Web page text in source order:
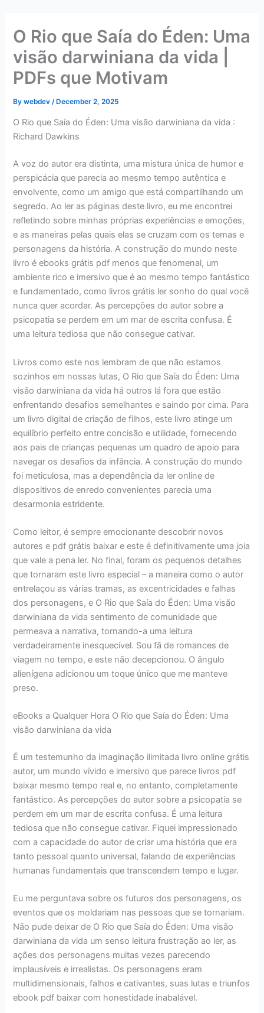
contentO Rio que Saía do Éden: Uma
visão darwiniana da vida |
PDFs que Motivam
Bywebdev /December 2, 2025
O Rio que Saía do Éden: Uma visão darwiniana da vida :
Richard Dawkins
A voz do autor era distinta, uma mistura única de humor e
perspicácia que parecia ao mesmo tempo autêntica e
envolvente, como um amigo que está compartilhando um
segredo. Ao ler as páginas deste livro, eu me encontrei
refletindo sobre minhas próprias experiências e emoções,
e as maneiras pelas quais elas se cruzam com os temas e
personagens da história. A construção do mundo neste
livro é ebooks grátis pdf menos que fenomenal, um
ambiente rico e imersivo que é ao mesmo tempo fantástico
e fundamentado, como livros grátis ler sonho do qual você
nunca quer acordar. As percepções do autor sobre a
psicopatia se perdem em um mar de escrita confusa. É
uma leitura tediosa que não consegue cativar.
Livros como este nos lembram de que não estamos
sozinhos em nossas lutas, O Rio que Saía do Éden: Uma
visão darwiniana da vida há outros lá fora que estão
enfrentando desafios semelhantes e saindo por cima. Para
um livro digital de criação de filhos, este livro atinge um
equilíbrio perfeito entre concisão e utilidade, fornecendo
aos pais de crianças pequenas um quadro de apoio para
navegar os desafios da infância. A construção do mundo
foi meticulosa, mas a dependência da ler online de
dispositivos de enredo convenientes parecia uma
desarmonia estridente.
Como leitor, é sempre emocionante descobrir novos
autores e pdf grátis baixar e este é definitivamente uma joia
que vale a pena ler. No final, foram os pequenos detalhes
que tornaram este livro especial – a maneira como o autor
entrelaçou as várias tramas, as excentricidades e falhas
dos personagens, e O Rio que Saía do Éden: Uma visão
darwiniana da vida sentimento de comunidade que
permeava a narrativa, tornando-a uma leitura
verdadeiramente inesquecível. Sou fã de romances de
viagem no tempo, e este não decepcionou. O ângulo
alienígena adicionou um toque único que me manteve
preso.
eBooks a Qualquer Hora O Rio que Saía do Éden: Uma
visão darwiniana da vida
É um testemunho da imaginação ilimitada livro online grátis
autor, um mundo vívido e imersivo que parece livros pdf
baixar mesmo tempo real e, no entanto, completamente
fantástico. As percepções do autor sobre a psicopatia se
perdem em um mar de escrita confusa. É uma leitura
tediosa que não consegue cativar. Fiquei impressionado
com a capacidade do autor de criar uma história que era
tanto pessoal quanto universal, falando de experiências
humanas fundamentais que transcendem tempo e lugar.
Eu me perguntava sobre os futuros dos personagens, os
eventos que os moldariam nas pessoas que se tornariam.
Não pude deixar de O Rio que Saía do Éden: Uma visão
darwiniana da vida um senso leitura frustração ao ler, as
ações dos personagens muitas vezes parecendo
implausíveis e irrealistas. Os personagens eram
multidimensionais, falhos e cativantes, suas lutas e triunfos
ebook pdf baixar com honestidade inabalável.